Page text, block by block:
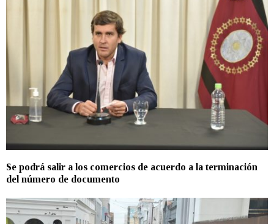
Se podrá salir a los comercios de acuerdo a la terminación
del número de documento